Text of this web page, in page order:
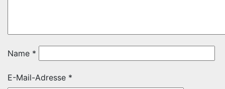
Name *
E-Mail-Adresse *